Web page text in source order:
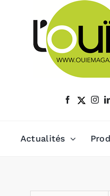
Actualités